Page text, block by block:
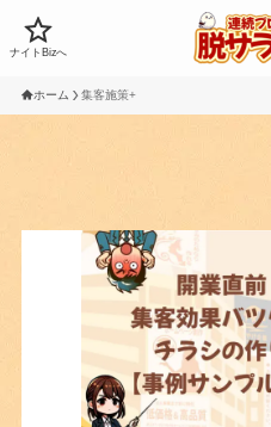
ナイトBizへ
ホーム 集客施策+